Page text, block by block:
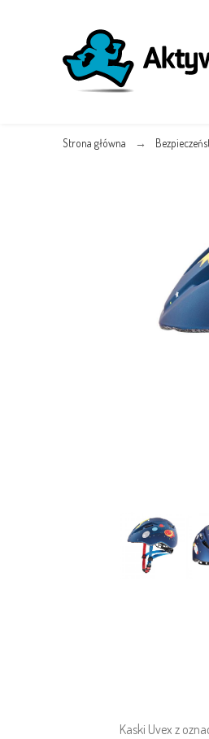
Strona główna
Kaski Uvex z